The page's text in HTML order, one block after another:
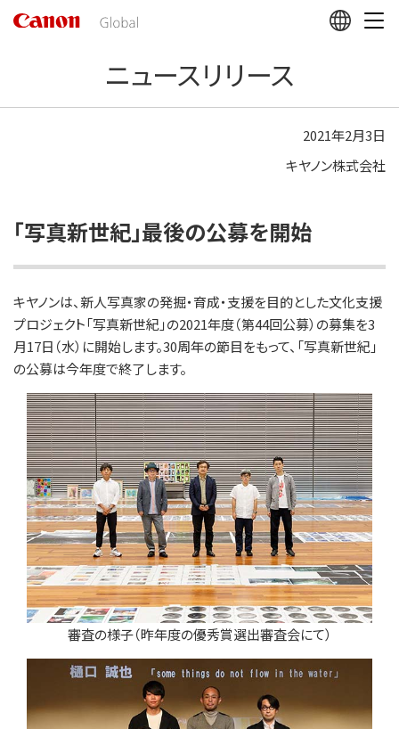
の
ニュースリリース
2021年2月3日
キヤノン株式会社
「写真新世紀」最後の公募を開始
キヤノンは、新人写真家の発掘・育成・支援を目的とした文化支援
プロジェクト「写真新世紀」の2021年度（第44回公募）の募集を3
月17日（水）に開始します。30周年の節目をもって、「写真新世紀」
の公募は今年度で終了します。
審査の様子（昨年度の優秀賞選出審査会にて）